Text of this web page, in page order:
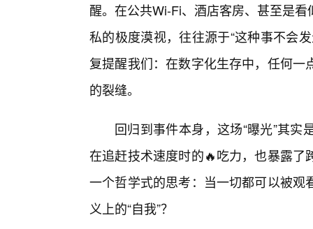
醒。在公共Wi-Fi、酒店客房、甚至是
私的极度漠视，往往源于“这种事不会
复提醒我们：在数字化生存中，任何
的裂缝。
回归到事件本身，这场“曝光”其
在追赶技术速度时的🔥吃力，也暴露
一个哲学式的思考：当一切都可以被
义上的“自我”？